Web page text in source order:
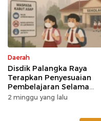
Daerah
Disdik Palangka Raya
Terapkan Penyesuaian
Pembelajaran Selama
Potensi Karhutla
2 minggu yang lalu